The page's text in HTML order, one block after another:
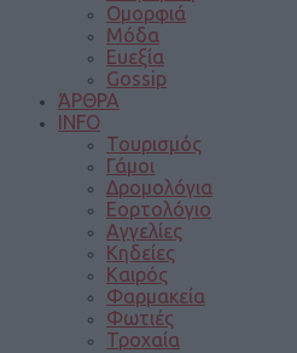
Ομορφιά
Μόδα
Ευεξία
Gossip
ΆΡΘΡΑ
INFO
Τουρισμός
Γάμοι
Δρομολόγια
Εορτολόγιο
Αγγελίες
Κηδείες
Καιρός
Φαρμακεία
Φωτιές
Τροχαία